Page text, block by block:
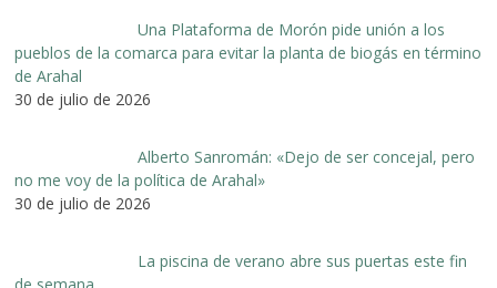
Una Plataforma de Morón pide unión a los
pueblos de la comarca para evitar la planta de biogás en término
de Arahal
30 de julio de 2026
Alberto Sanromán: «Dejo de ser concejal, pero
no me voy de la política de Arahal»
30 de julio de 2026
La piscina de verano abre sus puertas este fin
de semana